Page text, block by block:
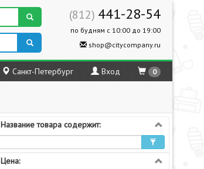
(812) 441-28-54
по будням с 10:00 до 19:00
shop@citycompany.ru
Санкт-Петербург Вход 0
Название товара содержит:
Цена: